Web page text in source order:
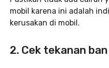
mobil karena ini adalah
kerusakan di mobil.
2. Cek tekanan ban